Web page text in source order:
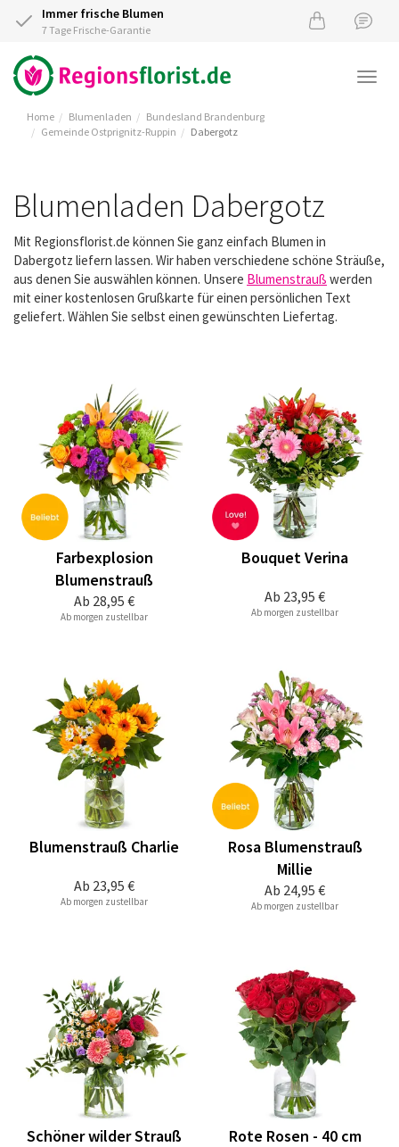
Immer frische Blumen
7 Tage Frische-Garantie
Home Blumenladen
Bundesland Brandenburg
Gemeinde Ostprignitz-Ruppin
Dabergotz
Blumenladen Dabergotz
Mit Regionsflorist.de können Sie ganz einfach Blumen in
Dabergotz liefern lassen. Wir haben verschiedene schöne Sträuße,
aus denen Sie auswählen können. Unsere Blumenstrauß werden
mit einer kostenlosen Grußkarte für einen persönlichen Text
geliefert. Wählen Sie selbst einen gewünschten Liefertag.
Ab 28,95 €
Farbexplosion
Blumenstrauß
Ab morgen zustellbar
Ab 23,95 €
Bouquet Verina
Ab morgen zustellbar
Ab 23,95 €
Blumenstrauß Charlie
Ab morgen zustellbar
Ab 24,95 €
Rosa Blumenstrauß
Millie
Ab morgen zustellbar
Schöner wilder Strauß Rote Rosen - 40 cm